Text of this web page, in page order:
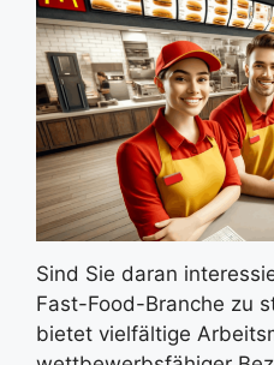
Sind Sie daran
Fast-Food-Branche zu
bietet vielfältige